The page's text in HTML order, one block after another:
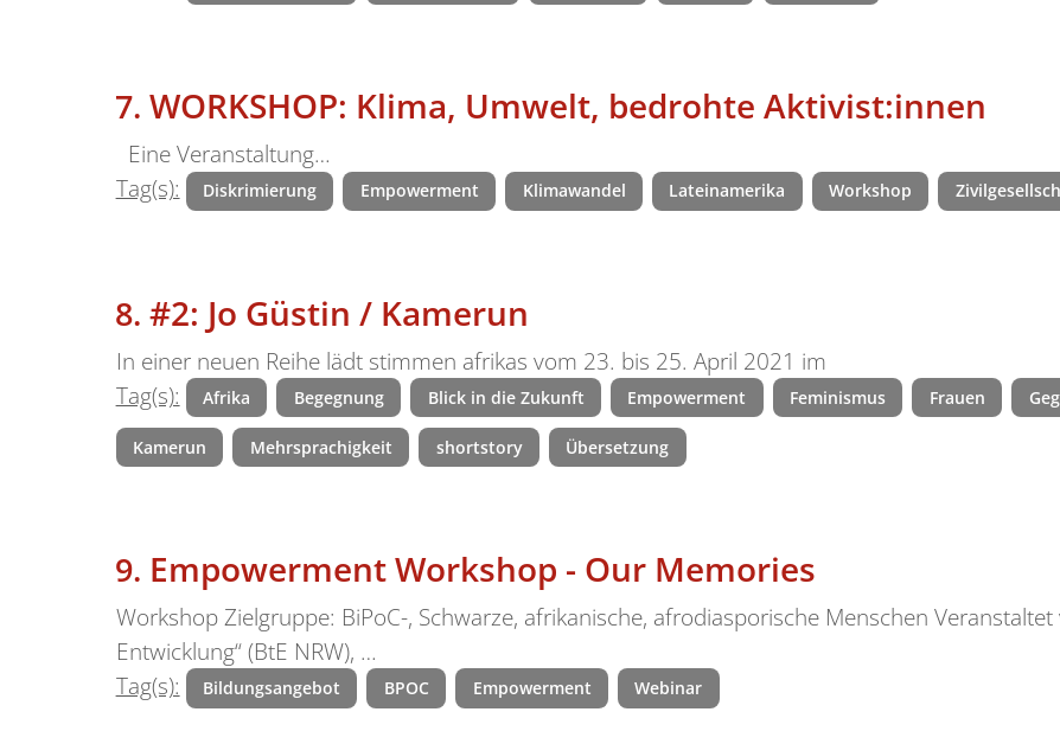
WORKSHOP: Klima, Umwelt, bedrohte Aktivist:innen
Eine Veranstaltung…
Tag(s):
Diskrimierung Empowerment Klimawandel Lateinamerika Workshop
#2: Jo Güstin / Kamerun
In einer neuen Reihe lädt stimmen afrikas vom 23. bis 25. April 2021 im
Tag(s):
Afrika Begegnung Blick in die Zukunft Empowerment Feminismus Frauen
Kamerun Mehrsprachigkeit shortstory Übersetzung
Empowerment Workshop - Our Memories
Workshop Zielgruppe: BiPoC-, Schwarze, afrikanische, afrodiasporische Menschen
Entwicklung“ (BtE NRW), …
Tag(s):
Bildungsangebot BPOC Empowerment Webinar